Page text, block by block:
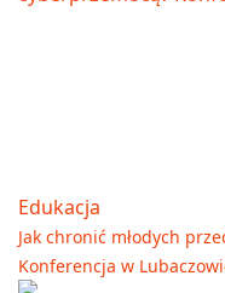
Edukacja
Jak chronić młodych
Konferencja w